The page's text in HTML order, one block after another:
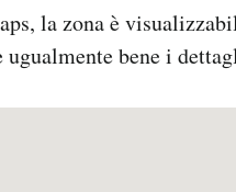
la zona è
bene i